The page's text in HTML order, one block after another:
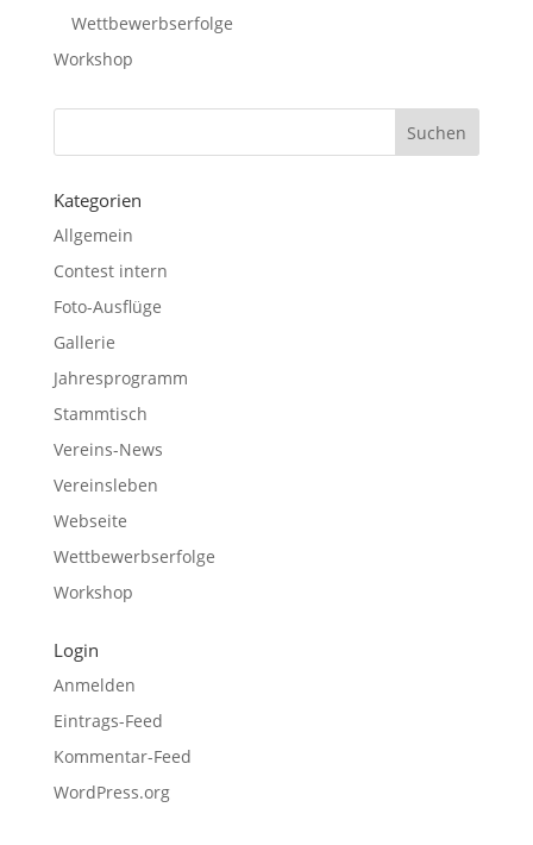
Wettbewerbserfolge
Workshop
Kategorien
Allgemein
Contest intern
Foto-Ausflüge
Gallerie
Jahresprogramm
Stammtisch
Vereins-News
Vereinsleben
Webseite
Wettbewerbserfolge
Workshop
Login
Anmelden
Eintrags-Feed
Kommentar-Feed
WordPress.org